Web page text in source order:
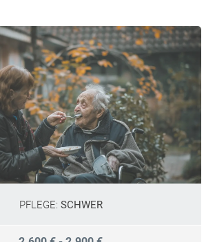
PFLEGE: SCHWER